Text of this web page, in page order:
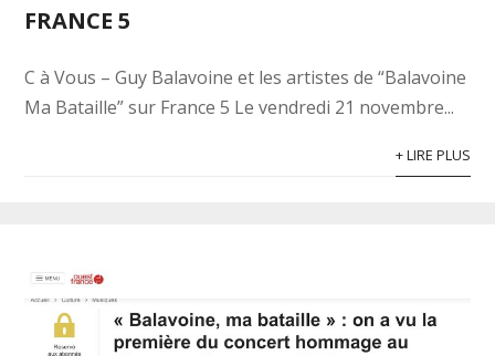
FRANCE 5
C à Vous – Guy Balavoine et les artistes de “Balavoine
Ma Bataille” sur France 5 Le vendredi 21 novembre...
+ LIRE PLUS